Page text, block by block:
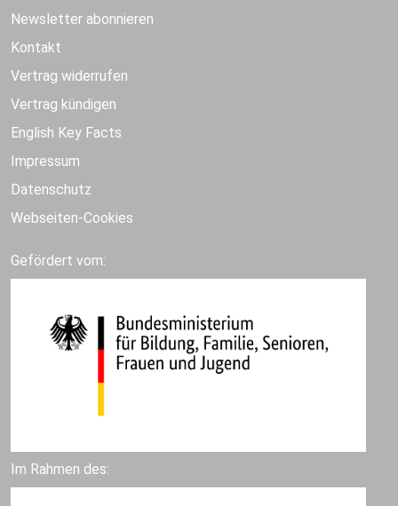
Newsletter abonnieren
Kontakt
Vertrag widerrufen
Vertrag kündigen
English Key Facts
Impressum
Datenschutz
Webseiten-Cookies
Gefördert vom:
Im Rahmen des: